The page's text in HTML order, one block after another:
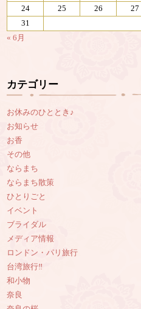
24
25 26 27
31
« 6月
カテゴリー
お休みのひととき♪
お知らせ
お香
その他
ならまち
ならまち散策
ひとりごと
イベント
ブライダル
メディア情報
ロンドン・パリ旅行
台湾旅行‼︎
和小物
奈良